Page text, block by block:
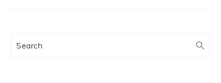
訊
Search